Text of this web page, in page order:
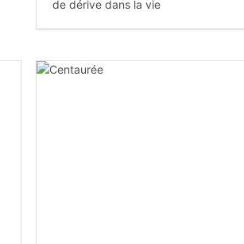
de dérive dans la vie